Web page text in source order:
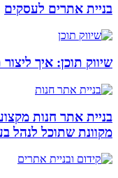
בניית אתרים לעסקים
שיווק תוכן: איך
בניית אתר חנות
מקוונת שתוכל לנהל